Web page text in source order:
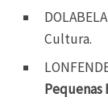
Cultura.
Pequenas